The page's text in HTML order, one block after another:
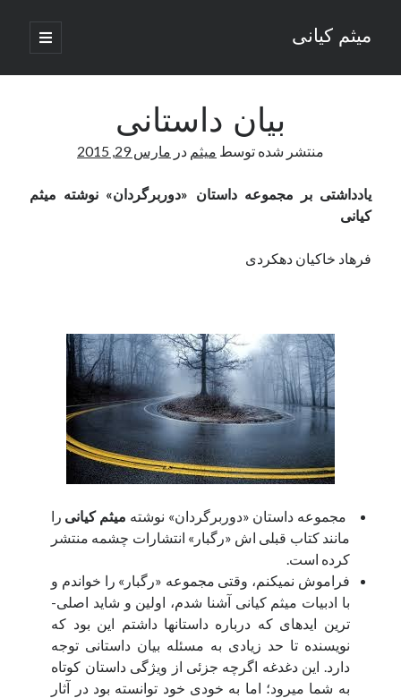
میثم کیانی
باز
کردن
اصلی
نوار
دسته‌ها
روزنگاری
صفحه نخست
از اين كلمه‌ها و چينش آنها بدين سبک و سياق، گاهی ساعت‌ها، گاهی روزها و
گاهی سال‌ها زمان سپری شده، پس با کپی کردن نمی‌شود اين فاصله را به آسانی
طی کرد!
جستجو
جست‌وجو
بیان داستانی
منتشر شده توسط میثم در مارس 29, 2015
یادداشتی بر مجموعه داستان «دوربرگردان» نوشته میثم
کیانی
فرهاد خاکیان دهکردی
مجموعه داستان «دوربرگردان» نوشته میثم کیانی را
مانند کتاب قبلی­ اش «رگبار» انتشارات چشمه منتشر
کرده ­است.
فراموش نمی­کنم، وقتی مجموعه «رگبار» را خواندم و
با ادبیات میثم کیانی آشنا شدم، اولین و شاید اصلی­
ترین ایده­ای که درباره داستان­ها داشتم این­ بود که
نویسنده تا حد زیادی به مسئله بیان داستانی توجه
دارد. این دغدغه اگرچه جزئی از ویژگی داستان کوتاه
به شما می­رود؛ اما به­ خودی­ خود توانسته بود در آثار